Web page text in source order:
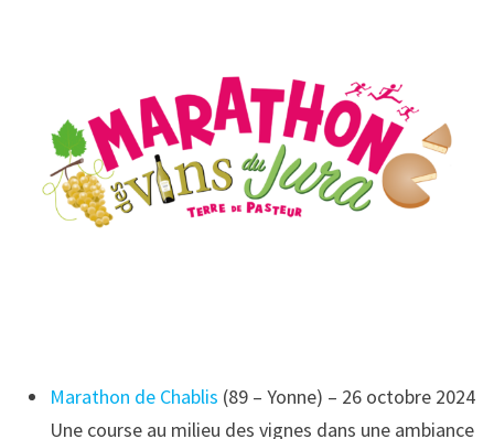
Marathon de Chablis (89 – Yonne) – 26 octobre 2024
Une course au milieu des vignes dans une ambiance